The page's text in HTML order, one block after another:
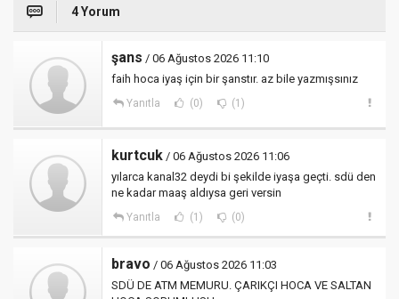
4 Yorum
şans / 06 Ağustos 2026 11:10
faih hoca iyaş için bir şanstır. az bile yazmışsınız
Yanıtla (0) (1)
kurtcuk / 06 Ağustos 2026 11:06
yılarca kanal32 deydi bi şekilde iyaşa geçti. sdü den
ne kadar maaş aldıysa geri versin
Yanıtla (1) (0)
bravo / 06 Ağustos 2026 11:03
SDÜ DE ATM MEMURU. ÇARIKÇI HOCA VE SALTAN